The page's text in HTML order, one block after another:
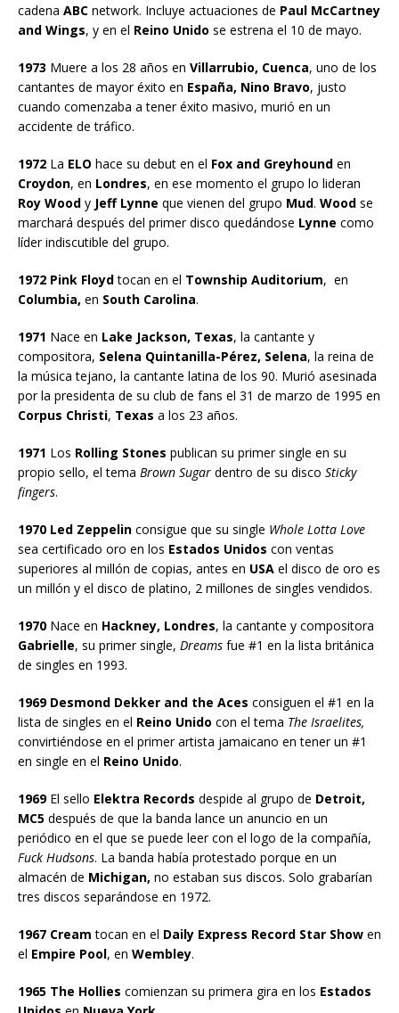
cadena ABC network. Incluye actuaciones de Paul McCartney
and Wings, y en el Reino Unido se estrena el 10 de mayo.
1973 Muere a los 28 años en Villarrubio, Cuenca, uno de los
cantantes de mayor éxito en España, Nino Bravo, justo
cuando comenzaba a tener éxito masivo, murió en un
accidente de tráfico.
1972 La ELO hace su debut en el Fox and Greyhound en
Croydon, en Londres, en ese momento el grupo lo lideran
Roy Wood y Jeff Lynne que vienen del grupo Mud. Wood se
marchará después del primer disco quedándose Lynne como
líder indiscutible del grupo.
1972 Pink Floydtocan en el Township Auditorium, en
Columbia, en South Carolina.
1971 Nace en Lake Jackson, Texas, la cantante y
compositora, Selena Quintanilla-Pérez, Selena, la reina de
la música tejano, la cantante latina de los 90. Murió asesinada
por la presidenta de su club de fans el 31 de marzo de 1995 en
Corpus Christi, Texas a los 23 años.
1971 Los Rolling Stones publican su primer single en su
propio sello, el tema Brown Sugar dentro de su disco Sticky
fingers.
1970 Led Zeppelin consigue que su single Whole Lotta Love
sea certificado oro en los Estados Unidos con ventas
superiores al millón de copias, antes en USA el disco de oro es
un millón y el disco de platino, 2 millones de singles vendidos.
1970 Nace en Hackney, Londres, la cantante y compositora
Gabrielle, su primer single, Dreams fue #1 en la lista británica
de singles en 1993.
1969 Desmond Dekker and the Aces consiguen el #1 en la
lista de singles en el Reino Unido con el tema The Israelites,
convirtiéndose en el primer artista jamaicano en tener un #1
en single en el Reino Unido.
1969El sello Elektra Records despide al grupo de Detroit,
MC5 después de que la banda lance un anuncio en un
periódico en el que se puede leer con el logo de la compañía,
Fuck Hudsons. La banda había protestado porque en un
almacén de Michigan, no estaban sus discos. Solo grabarían
tres discos separándose en 1972.
1967 Cream tocan en el Daily Express Record Star Show en
el Empire Pool, en Wembley.
1965 The Hollies comienzan su primera gira en los Estados